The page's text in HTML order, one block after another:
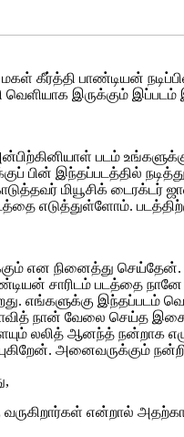
கீர்த்தி பாண்டியன்
இருக்கும் இப்படம்
படம்
பின் இந்தப்படத்தில்
மியூசிக்
எடுத்துள்ளோம்.
என நினைத்து
சாரிடம் படத்தை
எங்களுக்கு
ஜாவித் நான் வேலை செய்த
லலித் ஆனந்த் நன்றாக
அனைவருக்கும்
வருகிறார்கள் என்றால்